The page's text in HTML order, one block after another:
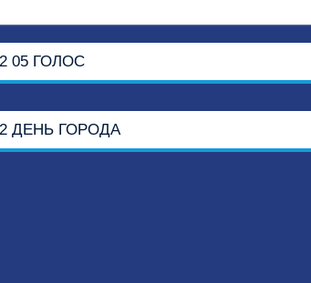
05 ГОЛОС
ДЕНЬ ГОРОДА